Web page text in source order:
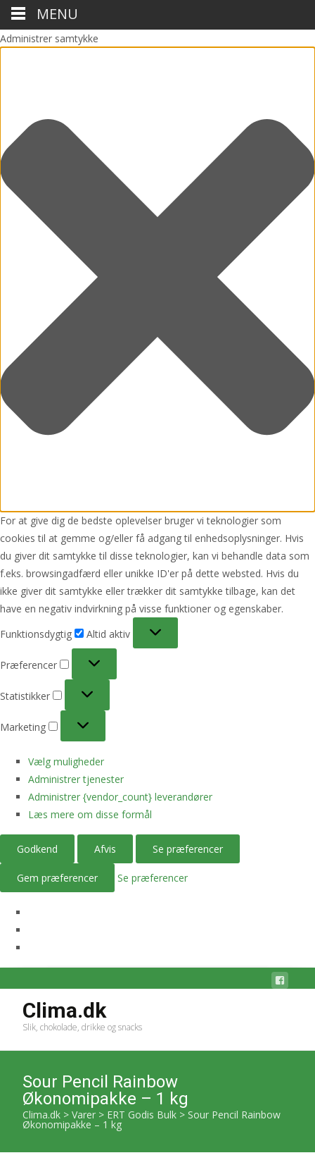
Administrer samtykke
For at give dig de bedste oplevelser bruger vi teknologier som
cookies til at gemme og/eller få adgang til enhedsoplysninger. Hvis
du giver dit samtykke til disse teknologier, kan vi behandle data som
f.eks. browsingadfærd eller unikke ID'er på dette websted. Hvis du
ikke giver dit samtykke eller trækker dit samtykke tilbage, kan det
have en negativ indvirkning på visse funktioner og egenskaber.
Funktionsdygtig
Altid aktiv
Præferencer
Statistikker
Marketing
Vælg muligheder
Administrer tjenester
Administrer {vendor_count} leverandører
Læs mere om disse formål
Godkend Afvis Se præferencer
Gem præferencer Se præferencer
Clima.dk
Slik, chokolade, drikke og snacks
Sour Pencil Rainbow
Økonomipakke – 1 kg
Clima.dk > Varer > ERT Godis Bulk > Sour Pencil Rainbow
Økonomipakke – 1 kg
MENU